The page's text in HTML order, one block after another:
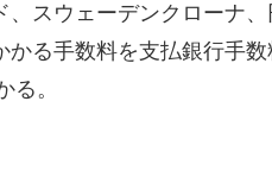
、スウェーデンクローナ
かる手数料を支払銀行手
る。